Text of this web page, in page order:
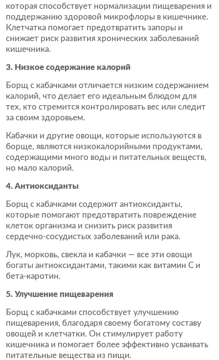
которая способствует нормализации пищеварения и
поддержанию здоровой микрофлоры в кишечнике.
Клетчатка помогает предотвратить запоры и
снижает риск развития хронических заболеваний
кишечника.
3. Низкое содержание калорий
Борщ с кабачками отличается низким содержанием
калорий, что делает его идеальным блюдом для
тех, кто стремится контролировать вес или следит
за своим здоровьем.
Кабачки и другие овощи, которые используются в
борще, являются низкокалорийными продуктами,
содержащими много воды и питательных веществ,
но мало калорий.
4. Антиоксиданты
Борщ с кабачками содержит антиоксиданты,
которые помогают предотвратить повреждение
клеток организма и снизить риск развития
сердечно-сосудистых заболеваний или рака.
Лук, морковь, свекла и кабачки — все эти овощи
богаты антиоксидантами, такими как витамин С и
бета-каротин.
5. Улучшение пищеварения
Борщ с кабачками способствует улучшению
пищеварения, благодаря своему богатому составу
овощей и клетчатки. Он стимулирует работу
кишечника и помогает более эффективно усваивать
питательные вещества из пищи.